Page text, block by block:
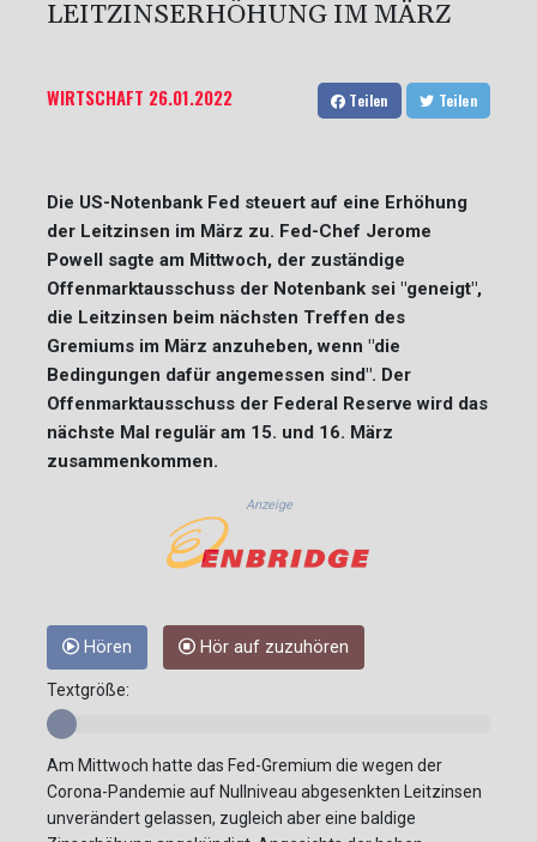
LEITZINSERHÖHUNG IM MÄRZ
WIRTSCHAFT 26.01.2022 Teilen Teilen
Die US-Notenbank Fed steuert auf eine Erhöhung
der Leitzinsen im März zu. Fed-Chef Jerome
Powell sagte am Mittwoch, der zuständige
Offenmarktausschuss der Notenbank sei "geneigt",
die Leitzinsen beim nächsten Treffen des
Gremiums im März anzuheben, wenn "die
Bedingungen dafür angemessen sind". Der
Offenmarktausschuss der Federal Reserve wird das
nächste Mal regulär am 15. und 16. März
zusammenkommen.
Anzeige
Hören Hör auf zuzuhören
Textgröße:
Am Mittwoch hatte das Fed-Gremium die wegen der
Corona-Pandemie auf Nullniveau abgesenkten Leitzinsen
unverändert gelassen, zugleich aber eine baldige